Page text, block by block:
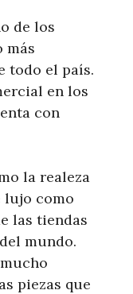
de los
más
todo el país.
en los
con
la realeza
lujo como
las tiendas
mundo.
piezas que